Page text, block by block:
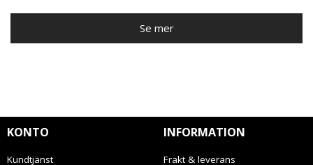
Se mer
KONTO
Kundtjänst
INFORMATION
Frakt & leverans